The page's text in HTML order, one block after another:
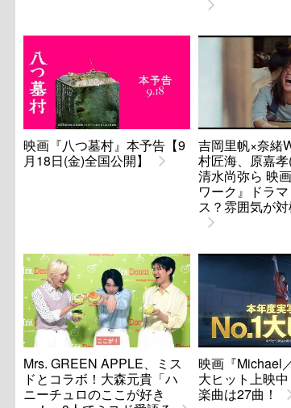
映画『八つ墓村』本予告【9
月18日(金)全国公開】
吉岡里帆×奈緒
村匠海、原嘉孝
清水尚弥ら 映
ワーク』ドラ
ス？雰囲気が
Mrs. GREEN APPLE、ミス
ドとコラボ！大森元貴「ハ
ニーチュロのここが好き
映画『Michael
大ヒット上映
楽曲は27曲！